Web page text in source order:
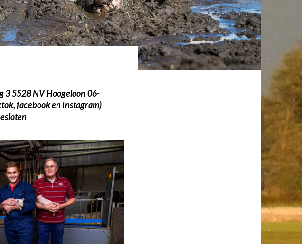
35528 NV Hoogeloon06-
facebook en instagram)